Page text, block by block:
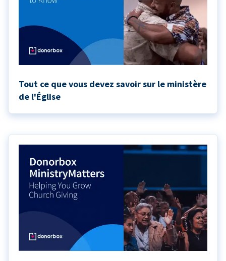
Tout ce que vous devez savoir sur le ministère
de l'Église